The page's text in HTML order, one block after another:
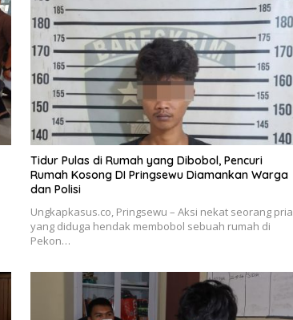
Tidur Pulas di Rumah yang Dibobol, Pencuri
Rumah Kosong DI Pringsewu Diamankan Warga
dan Polisi
Ungkapkasus.co, Pringsewu – Aksi nekat seorang pria
yang diduga hendak membobol sebuah rumah di
Pekon…